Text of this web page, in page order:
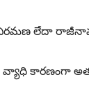
విరమణ లేదా
వ్యాధి కారణంగా